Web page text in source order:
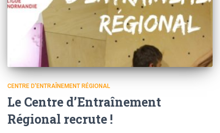
CENTRE D'ENTRAÎNEMENT RÉGIONAL
Le Centre d’Entraînement
Régional recrute !